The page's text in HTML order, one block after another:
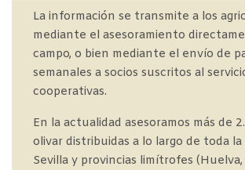
La información se transmite a los
mediante el asesoramiento
campo, o bien mediante el envío de
semanales a socios suscritos al
cooperativas.
En la actualidad asesoramos más de
olivar distribuidas a lo largo de toda
Sevilla y provincias limítrofes (Huelva,